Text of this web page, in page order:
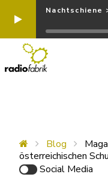
Nachtschiene
Blog
österreichischen
Social Media